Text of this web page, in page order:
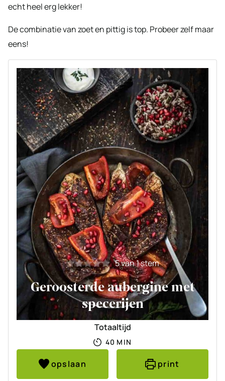
echt heel erg lekker!
De combinatie van zoet en pittig is top. Probeer zelf maar
eens!
5van 1 stem
Geroosterde aubergine met
specerijen
Totaaltijd
40 MINUTEN
MIN
opslaan print